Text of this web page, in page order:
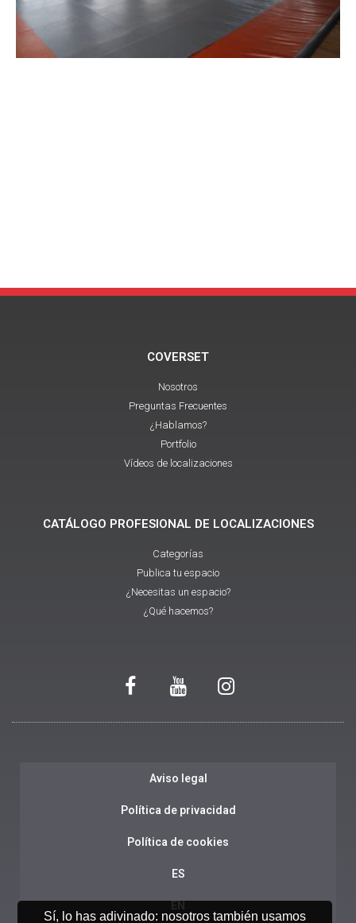
COVERSET
Nosotros
Preguntas Frecuentes
¿Hablamos?
Portfolio
Vídeos de localizaciones
CATÁLOGO PROFESIONAL DE LOCALIZACIONES
Categorías
Publica tu espacio
¿Necesitas un espacio?
¿Qué hacemos?
Aviso legal
Política de privacidad
Política de cookies
ES
EN
Sí, lo has adivinado: nosotros también usamos